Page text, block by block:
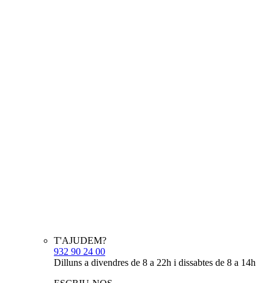
T'AJUDEM?
932 90 24 00
Dilluns a divendres de 8 a 22h i dissabtes de 8 a 14h